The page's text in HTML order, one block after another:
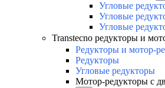
Угловые
Угловые
Угловые
Transtecno редукторы и
Редукторы и мотор-
Редукторы
Угловые редукторы
Мотор-редукторы с